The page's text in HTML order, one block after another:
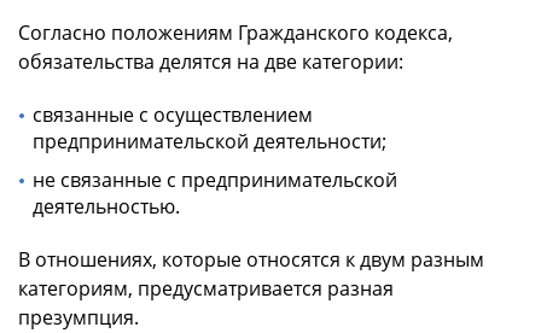
Согласно положениям Гражданского кодекса,
обязательства делятся на две категории:
связанные с осуществлением
предпринимательской деятельности;
не связанные с предпринимательской
деятельностью.
В отношениях, которые относятся к двум разным
категориям, предусматривается разная
презумпция.